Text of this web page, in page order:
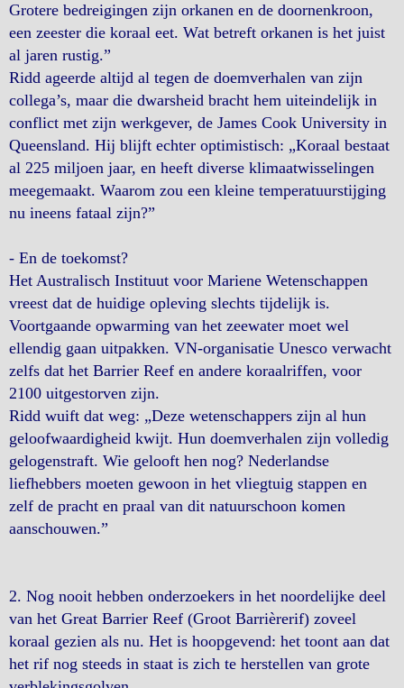
Grotere bedreigingen zijn orkanen en de doornenkroon,
een zeester die koraal eet. Wat betreft orkanen is het juist
al jaren rustig.”
Ridd ageerde altijd al tegen de doemverhalen van zijn
collega’s, maar die dwarsheid bracht hem uiteindelijk in
conflict met zijn werkgever, de James Cook University in
Queensland. Hij blijft echter optimistisch: „Koraal bestaat
al 225 miljoen jaar, en heeft diverse klimaatwisselingen
meegemaakt. Waarom zou een kleine temperatuurstijging
nu ineens fataal zijn?”
- En de toekomst?
Het Australisch Instituut voor Mariene Wetenschappen
vreest dat de huidige opleving slechts tijdelijk is.
Voortgaande opwarming van het zeewater moet wel
ellendig gaan uitpakken. VN-organisatie Unesco verwacht
zelfs dat het Barrier Reef en andere koraalriffen, voor
2100 uitgestorven zijn.
Ridd wuift dat weg: „Deze wetenschappers zijn al hun
geloofwaardigheid kwijt. Hun doemverhalen zijn volledig
gelogenstraft. Wie gelooft hen nog? Nederlandse
liefhebbers moeten gewoon in het vliegtuig stappen en
zelf de pracht en praal van dit natuurschoon komen
aanschouwen.”
2. Nog nooit hebben onderzoekers in het noordelijke deel
van het Great Barrier Reef (Groot Barrièrerif) zoveel
koraal gezien als nu. Het is hoopgevend: het toont aan dat
het rif nog steeds in staat is zich te herstellen van grote